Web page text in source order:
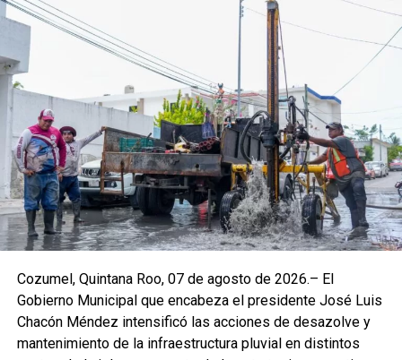
confiable y de clase mundial.
El muelle de pasajeros San Miguel continúa siendo un
punto estratégico para la economía local, al fungir como la
principal puerta de entrada para visitantes y habitantes
que se trasladan entre la isla y el continente. Su operación
impulsa el intercambio comercial, social y turístico,
generando beneficios directos para miles de familias
cozumeleñas.
Cozumel, Quintana Roo, 07 de agosto de 2026.– El
Gobierno Municipal que encabeza el presidente José Luis
Chacón Méndez intensificó las acciones de desazolve y
mantenimiento de la infraestructura pluvial en distintos